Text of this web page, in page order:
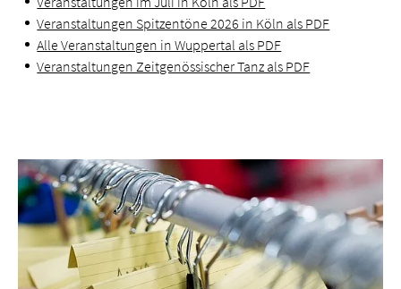
Veranstaltungen Spitzentöne 2026 in Köln als PDF
Alle Veranstaltungen in Wuppertal als PDF
Veranstaltungen Zeitgenössischer Tanz als PDF